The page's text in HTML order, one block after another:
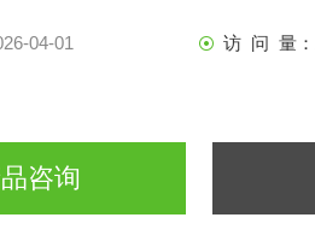
04-01 访 问 量：
咨询